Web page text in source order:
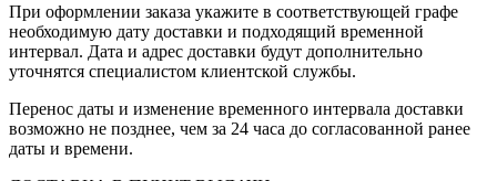
При оформлении заказа укажите в соответствующей графе
необходимую дату доставки и подходящий временной
интервал. Дата и адрес доставки будут дополнительно
уточнятся специалистом клиентской службы.
Перенос даты и изменение временного интервала доставки
возможно не позднее, чем за 24 часа до согласованной ранее
даты и времени.